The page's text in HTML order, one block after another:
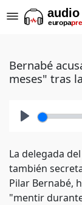
Bernabé
meses" tras
La delegada
también
Pilar Bernabé,
"mentir